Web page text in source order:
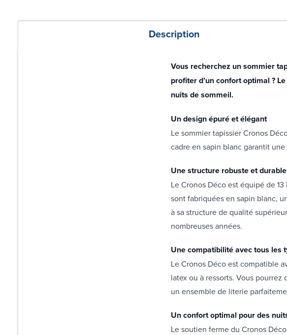
Description
Vous recherchez un sommier
profiter d’un confort optimal ?
nuits de sommeil.
Un design épuré et élégant
Le sommier tapissier Cronos
cadre en sapin blanc garantit
Une structure robuste et durable
Le Cronos Déco est équipé de
sont fabriquées en sapin blanc,
à sa structure de qualité
nombreuses années.
Une compatibilité avec tous les
Le Cronos Déco est compatible
latex ou à ressorts. Vous
un ensemble de literie
Un confort optimal pour des
Le soutien ferme du Cronos